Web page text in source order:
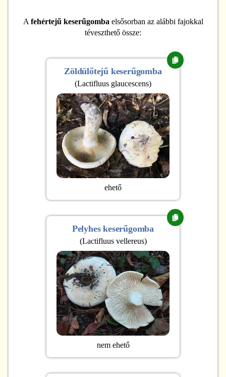
A fehértejű keserűgomba elsősorban az alábbi fajokkal
téveszthető össze:
Zöldülőtejű keserűgomba
(Lactifluus glaucescens)
ehető
Pelyhes keserűgomba
(Lactifluus vellereus)
nem ehető